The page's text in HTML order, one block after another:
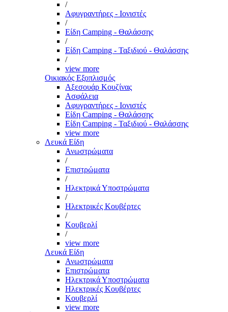
/
Αφυγραντήρες - Ιονιστές
/
Είδη Camping - Θαλάσσης
/
Είδη Camping - Ταξιδιού - Θαλάσσης
/
view more
Οικιακός Εξοπλισμός
Αξεσουάρ Κουζίνας
Ασφάλεια
Αφυγραντήρες - Ιονιστές
Είδη Camping - Θαλάσσης
Είδη Camping - Ταξιδιού - Θαλάσσης
view more
Λευκά Είδη
Ανωστρώματα
/
Επιστρώματα
/
Ηλεκτρικά Υποστρώματα
/
Ηλεκτρικές Κουβέρτες
/
Κουβερλί
/
view more
Λευκά Είδη
Ανωστρώματα
Επιστρώματα
Ηλεκτρικά Υποστρώματα
Ηλεκτρικές Κουβέρτες
Κουβερλί
view more